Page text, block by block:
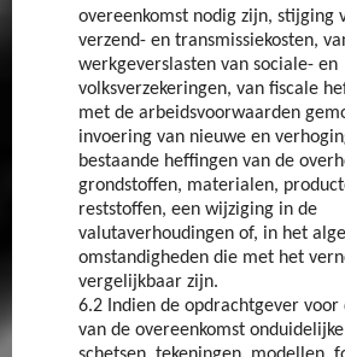
overeenkomst nodig zijn, stijging
verzend- en transmissiekosten,
werkgeverslasten van sociale- en
volksverzekeringen, van fiscale
met de arbeidsvoorwaarden
invoering van nieuwe en
bestaande heffingen van de
grondstoffen, materialen,
reststoffen, een wijziging in de
valutaverhoudingen of, in het
omstandigheden die met het
vergelijkbaar zijn.
6.2 Indien de opdrachtgever
van de overeenkomst